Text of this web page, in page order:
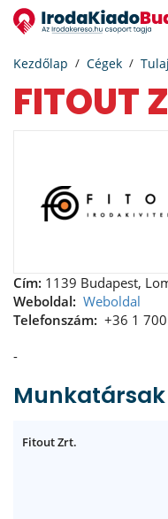
Kezdőlap Cégek
FITOUT
Cím: 1139 Budapest,
Weboldal: Weboldal
Telefonszám: +36 1
-
Munkatársak
Fitout Zrt.